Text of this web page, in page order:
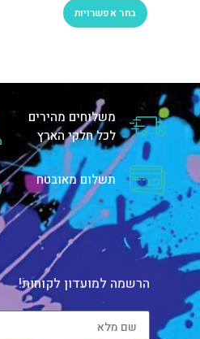
בחר אפשרויות
משלוחים מהירים
לכל חלקי הארץ
תשלום מאובטח
הרשמה למועדון לקוחות!